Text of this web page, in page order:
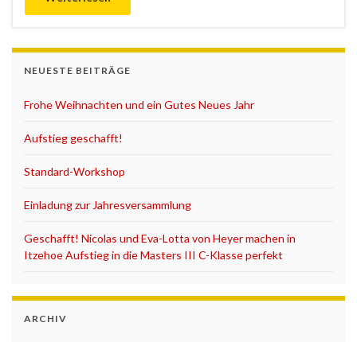
NEUESTE BEITRÄGE
Frohe Weihnachten und ein Gutes Neues Jahr
Aufstieg geschafft!
Standard-Workshop
Einladung zur Jahresversammlung
Geschafft! Nicolas und Eva-Lotta von Heyer machen in
Itzehoe Aufstieg in die Masters III C-Klasse perfekt
ARCHIV